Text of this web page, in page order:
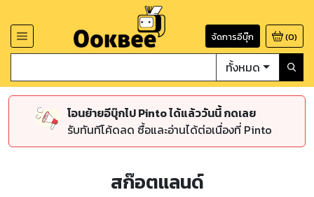
จัดการอีบุ๊ก (0)
ทั้งหมด
โอนย้ายอีบุ๊กไป Pinto ได้แล้ววันนี้ กดเลย
รับทันทีโค้ดลด ซื้อและอ่านได้ต่อเนื่องที่ Pinto
สก๊อตแลนด์